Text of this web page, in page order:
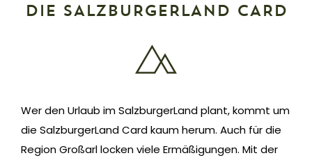
DIE SALZBURGERLAND CARD
Wer den Urlaub im SalzburgerLand plant, kommt um
die SalzburgerLand Card kaum herum. Auch für die
Region Großarl locken viele Ermäßigungen. Mit der